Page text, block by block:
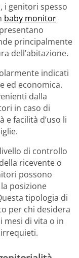
i genitori spesso
baby monitor
principalmente
dell’abitazione.
indicati
ed economica.
dalla
in caso di
e facilità d’uso li
di controllo
ricevente o
possono
posizione
tipologia di
per chi desidera
mesi di vita o in